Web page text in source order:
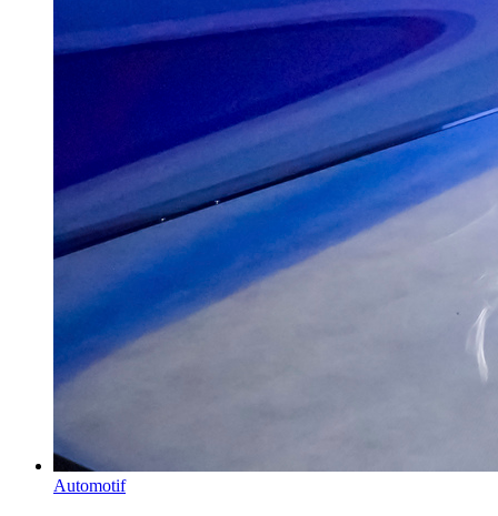
Automotif